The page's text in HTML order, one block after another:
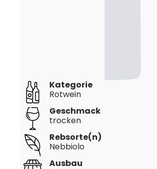
Ausbau
Geschmack
trocken
Kategorie
Rotwein
Rebsorte(n)
Nebbiolo